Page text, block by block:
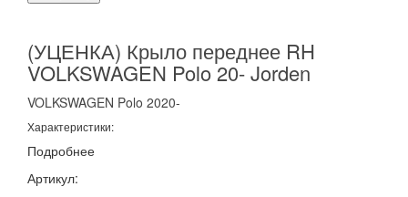
(УЦЕНКА) Крыло переднее RH
VOLKSWAGEN Polo 20- Jorden
VOLKSWAGEN Polo 2020-
Характеристики:
Подробнее
Артикул: